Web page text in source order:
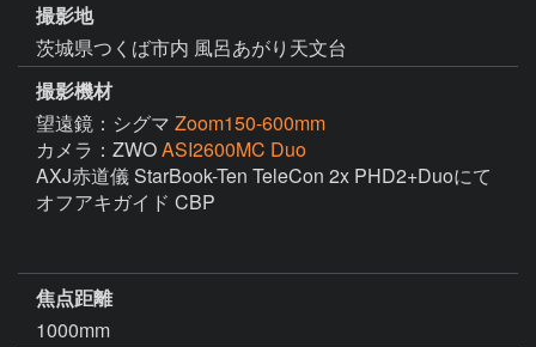
撮影地
茨城県つくば市内 風呂あがり天文台
撮影機材
望遠鏡：シグマ Zoom150-600mm
カメラ：ZWOASI2600MC Duo
AXJ赤道儀 StarBook-Ten TeleCon 2x PHD2+Duoにて
オフアキガイド CBP
焦点距離
1000mm